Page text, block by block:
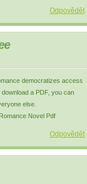
Odpovědět
democratizes access
a PDF, you can
else.
Novel Pdf
Odpovědět